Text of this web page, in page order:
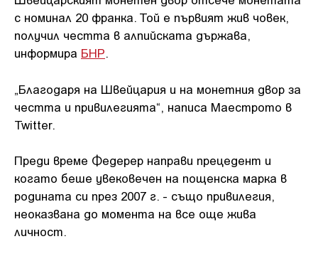
с номинал 20 франка. Той е първият жив човек,
получил честта в алпийската държава,
информира БНР.
„Благодаря на Швейцария и на монетния двор за
честта и привилегията“, написа Маестрото в
Twitter.
Преди време Федерер направи прецедент и
когато беше увековечен на пощенска марка в
родината си през 2007 г. - също привилегия,
неоказвана до момента на все още жива
личност.